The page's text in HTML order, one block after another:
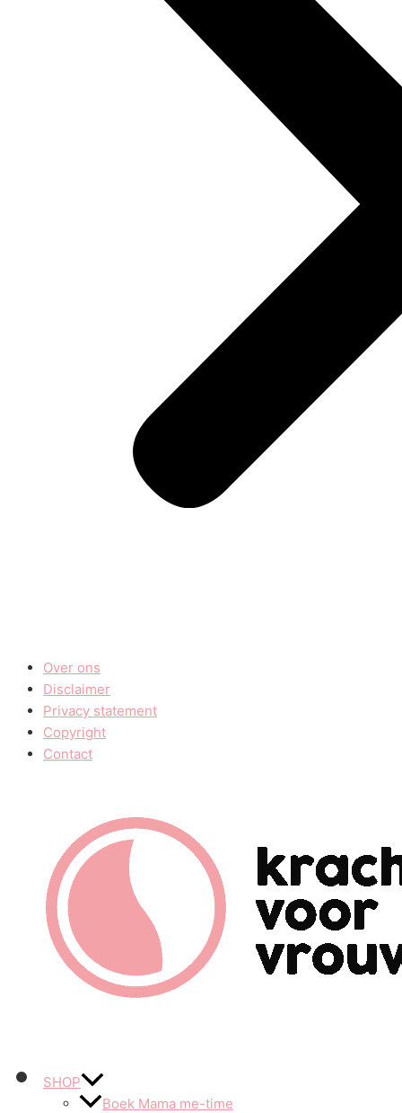
Over ons
Disclaimer
Privacy statement
Copyright
Contact
SHOP
Boek Mama me-time